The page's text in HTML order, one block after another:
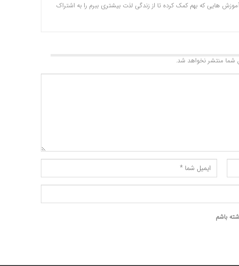
هایی که بهم کمک کرده تا از زندگی لذت بیشتری ببرم را به اشتراک
شما منتشر نخواهد شد.
باشم